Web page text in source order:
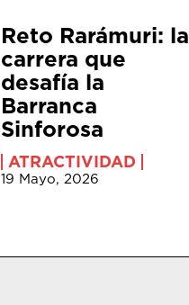
Reto Rarámuri: la
carrera que
desafía la
Barranca
Sinforosa
ATRACTIVIDAD
19 Mayo, 2026